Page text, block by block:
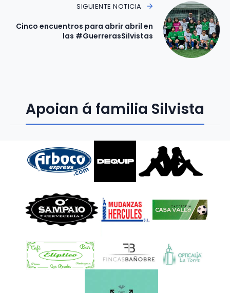
SIGUIENTE NOTICIA
Cinco encuentros para abrir abril en
las #GuerrerasSilvistas
Apoian á familia Silvista